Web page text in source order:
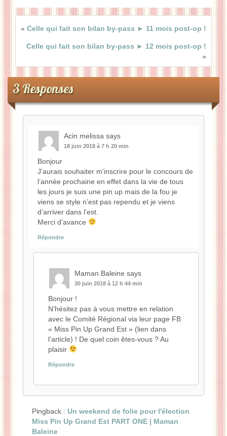
« Celle qui fait son bilan by-pass ► 11 mois post-op !
Celle qui fait son bilan by-pass ► 12 mois post-op !
»
3 Responses
Acin melissa says
18 juin 2018 à 7 h 20 min
Bonjour
J’aurais souhaiter m’inscrire pour le concours de
l’année prochaine en effet dans la vie de tous
les jours je suis une pin up mais de la fou je
viens se style n’est pas rependu et je viens
d’arriver dans l’est.
Merci d’avance
Répondre
Maman Baleine says
30 juin 2018 à 12 h 44 min
Bonjour !
N’hésitez pas à vous mettre en relation
avec le Comité Régional via leur page FB
« Miss Pin Up Grand Est » (lien dans
l’article) ! De quel coin êtes-vous ? Au
plaisir
Répondre
Pingback : Un weekend de folie pour l'élection
Miss Pin Up Grand Est PART ONE | Maman
Baleine